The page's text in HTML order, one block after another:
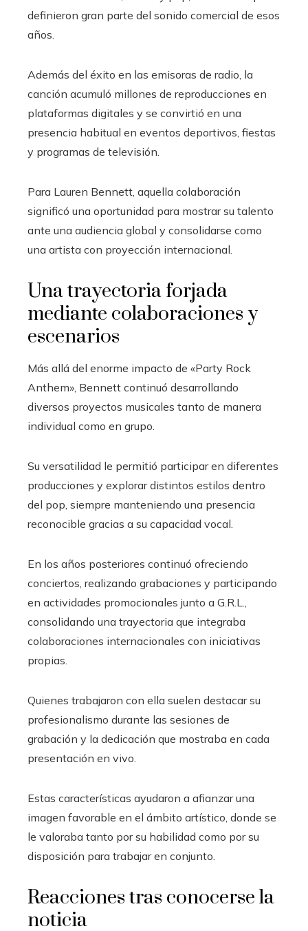
definieron gran parte del sonido comercial de esos
años.
Además del éxito en las emisoras de radio, la
canción acumuló millones de reproducciones en
plataformas digitales y se convirtió en una
presencia habitual en eventos deportivos, fiestas
y programas de televisión.
Para Lauren Bennett, aquella colaboración
significó una oportunidad para mostrar su talento
ante una audiencia global y consolidarse como
una artista con proyección internacional.
Una trayectoria forjada
mediante colaboraciones y
escenarios
Más allá del enorme impacto de «Party Rock
Anthem», Bennett continuó desarrollando
diversos proyectos musicales tanto de manera
individual como en grupo.
Su versatilidad le permitió participar en diferentes
producciones y explorar distintos estilos dentro
del pop, siempre manteniendo una presencia
reconocible gracias a su capacidad vocal.
En los años posteriores continuó ofreciendo
conciertos, realizando grabaciones y participando
en actividades promocionales junto a G.R.L.,
consolidando una trayectoria que integraba
colaboraciones internacionales con iniciativas
propias.
Quienes trabajaron con ella suelen destacar su
profesionalismo durante las sesiones de
grabación y la dedicación que mostraba en cada
presentación en vivo.
Estas características ayudaron a afianzar una
imagen favorable en el ámbito artístico, donde se
le valoraba tanto por su habilidad como por su
disposición para trabajar en conjunto.
Reacciones tras conocerse la
noticia